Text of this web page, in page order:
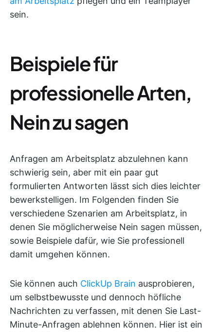
sein.
Beispiele für
professionelle Arten,
Nein zu sagen
Anfragen am Arbeitsplatz abzulehnen kann
schwierig sein, aber mit ein paar gut
formulierten Antworten lässt sich dies leichter
bewerkstelligen. Im Folgenden finden Sie
verschiedene Szenarien am Arbeitsplatz, in
denen Sie möglicherweise Nein sagen müssen,
sowie Beispiele dafür, wie Sie professionell
damit umgehen können.
Sie können auch ClickUp Brain ausprobieren,
um selbstbewusste und dennoch höfliche
Nachrichten zu verfassen, mit denen Sie Last-
Minute-Anfragen ablehnen können. Hier ist ein